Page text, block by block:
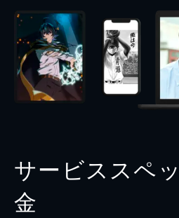
サービススペ
金